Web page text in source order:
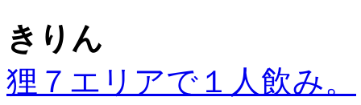
きりん
狸７エリアで１人飲み。